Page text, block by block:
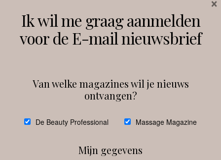
Instagram Facebook
debeautyprofessional
Ik wil me graag aanmelden
voor de E-mail nieuwsbrief
Van welke magazines wil je nieuws
ontvangen?
De Beauty Professional Massage Magazine
Mijn gegevens